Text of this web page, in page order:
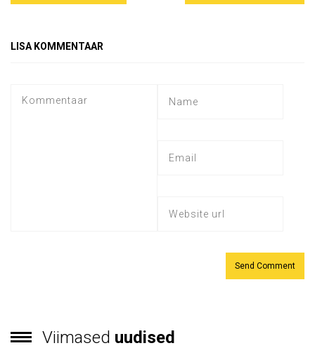
LISA KOMMENTAAR
Viimased uudised